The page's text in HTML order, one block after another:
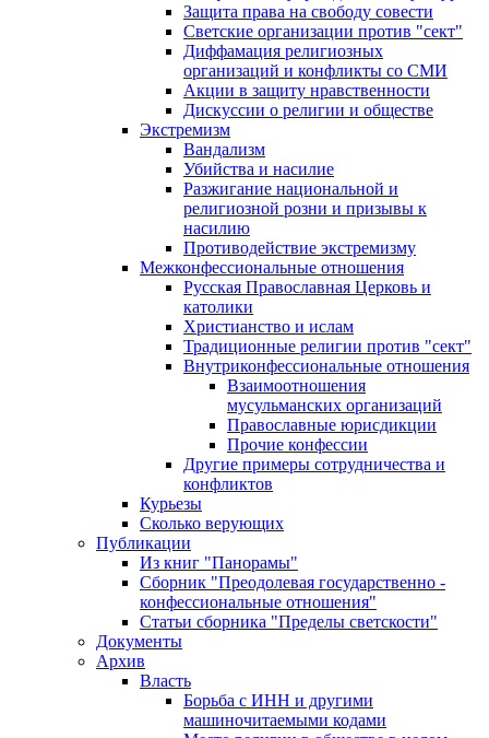
Защита права на свободу совести
Светские организации против "сект"
Диффамация религиозных
организаций и конфликты со СМИ
Акции в защиту нравственности
Дискуссии о религии и обществе
Экстремизм
Вандализм
Убийства и насилие
Разжигание национальной и
религиозной розни и призывы к
насилию
Противодействие экстремизму
Межконфессиональные отношения
Русская Православная Церковь и
католики
Христианство и ислам
Традиционные религии против "сект"
Внутриконфессиональные отношения
Взаимоотношения
мусульманских организаций
Православные юрисдикции
Прочие конфессии
Другие примеры сотрудничества и
конфликтов
Курьезы
Сколько верующих
Публикации
Из книг "Панорамы"
Сборник "Преодолевая государственно -
конфессиональные отношения"
Статьи сборника "Пределы светскости"
Документы
Архив
Власть
Борьба с ИНН и другими
машиночитаемыми кодами